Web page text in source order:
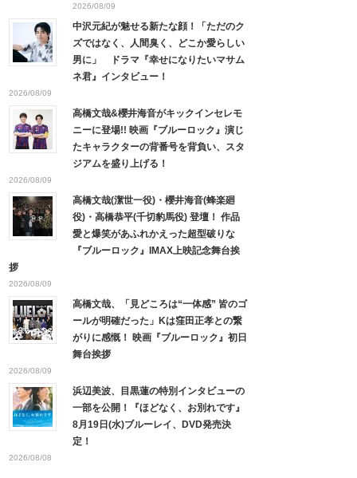
2026/08/09
中沢元紀が魅せる新たな顔！「ただのク
ズではなく、人間臭く、どこか愛らしい
男に」 ドラマ『幸せになりたいマサム
ネ君』インタビュー！
2026/08/09
高橋文哉&櫻井海音がキックインセレモ
ニーに登場!! 映画『ブルーロック』演じ
たキャラクターの背番号を背負い、スタ
ジアムを盛り上げる！
2026/08/09
高橋文哉(潔世一役)・櫻井海音(蜂楽廻
役)・高橋恭平(千切豹馬役) 登壇！ 作品
愛と爆笑があふれかえった超型破りな
『ブルーロック』IMAX上映記念舞台挨
拶
2026/08/09
高橋文哉、「見どころは“一体感” 皆のゴ
ールが明確だった」Kは窪田正孝との繋
がりに感慨！ 映画『ブルーロック』初日
舞台挨拶
2026/08/09
浜辺美波、目黒蓮の特別インタビューの
一部を公開！『ほどなく、お別れです』
8月19日(水)ブルーレイ、DVD発売決
定！
2026/08/08